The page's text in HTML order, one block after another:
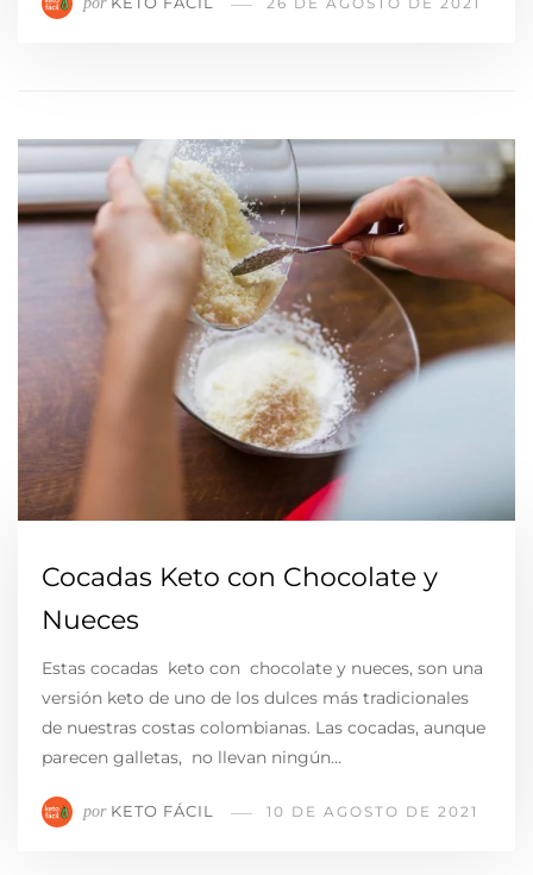
Cocadas Keto con Chocolate y
Nueces
Estas cocadas keto con chocolate y nueces, son una
versión keto de uno de los dulces más tradicionales
de nuestras costas colombianas. Las cocadas, aunque
parecen galletas, no llevan ningún…
por KETO FÁCIL 10 DE AGOSTO DE 2021